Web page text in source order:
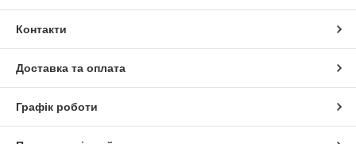
Контакти
Доставка та оплата
Графік роботи